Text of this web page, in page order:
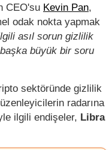
CEO'su Kevin Pan,
odak nokta yapmak
asıl sorun gizlilik
büyük bir soru
sektöründe gizlilik
radarına
ilgili endişeler, Libra